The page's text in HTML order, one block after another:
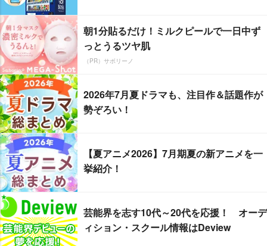
朝1分貼るだけ！ミルクピールで一日中ず
っとうるツヤ肌
（PR）サボリーノ
2026年7月夏ドラマも、注目作＆話題作が
勢ぞろい！
【夏アニメ2026】7月期夏の新アニメを一
挙紹介！
芸能界を志す10代～20代を応援！ オーデ
ィション・スクール情報はDeview